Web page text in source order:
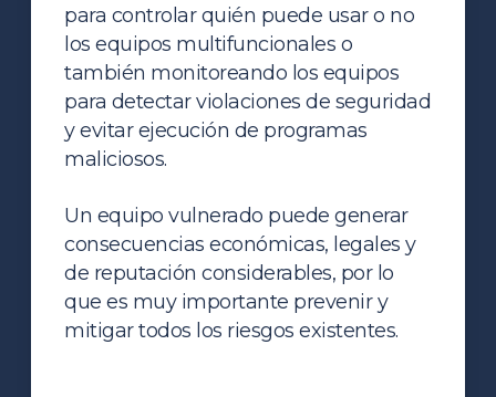
para controlar quién puede usar o no
los equipos multifuncionales o
también monitoreando los equipos
para detectar violaciones de seguridad
y evitar ejecución de programas
maliciosos.
Un equipo vulnerado puede generar
consecuencias económicas, legales y
de reputación considerables, por lo
que es muy importante prevenir y
mitigar todos los riesgos existentes.